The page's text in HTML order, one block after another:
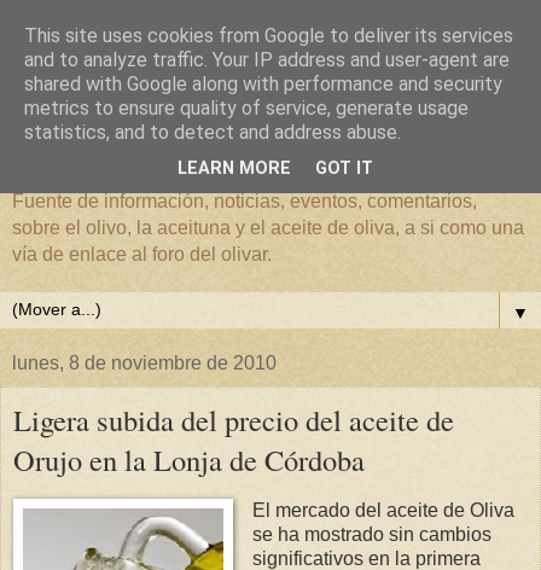
El mundo del Olivar
Fuente de información, noticias, eventos, comentarios,
sobre el olivo, la aceituna y el aceite de oliva, a si como una
vía de enlace al foro del olivar.
▼
lunes, 8 de noviembre de 2010
Ligera subida del precio del aceite de
Orujo en la Lonja de Córdoba
El mercado del aceite de Oliva
se ha mostrado sin cambios
significativos en la primera
This site uses cookies from Google to deliver its services
and to analyze traffic. Your IP address and user-agent are
shared with Google along with performance and security
metrics to ensure quality of service, generate usage
statistics, and to detect and address abuse.
LEARN MORE GOT IT